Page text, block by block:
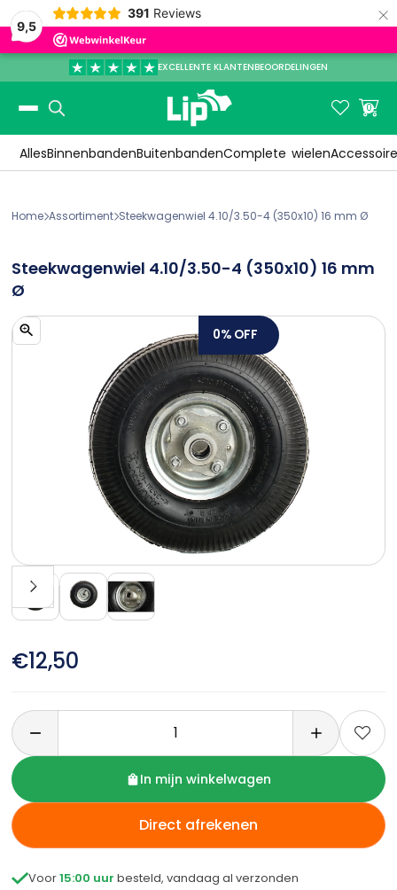
9,5
391 Reviews ×
EXCELLENTE KLANTENBEOORDELINGEN
Slide 3 of 3.
 
0
AllesBinnenbandenBuitenbandenComplete wielen
HomeAssortimentSteekwagenwiel 4.10/3.50-4 (350x10) 16 mm Ø
Steekwagenwiel 4.10/3.50-4 (350x10) 16 mm
Ø
0% OFF
€12,50

In mijn winkelwagen
Direct afrekenen
Voor15:00 uur besteld, vandaag al verzonden